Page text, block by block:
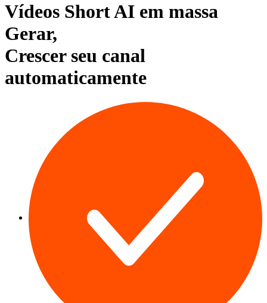
Vídeos Short AI em massa
Gerar,
Crescerseu canal
automaticamente